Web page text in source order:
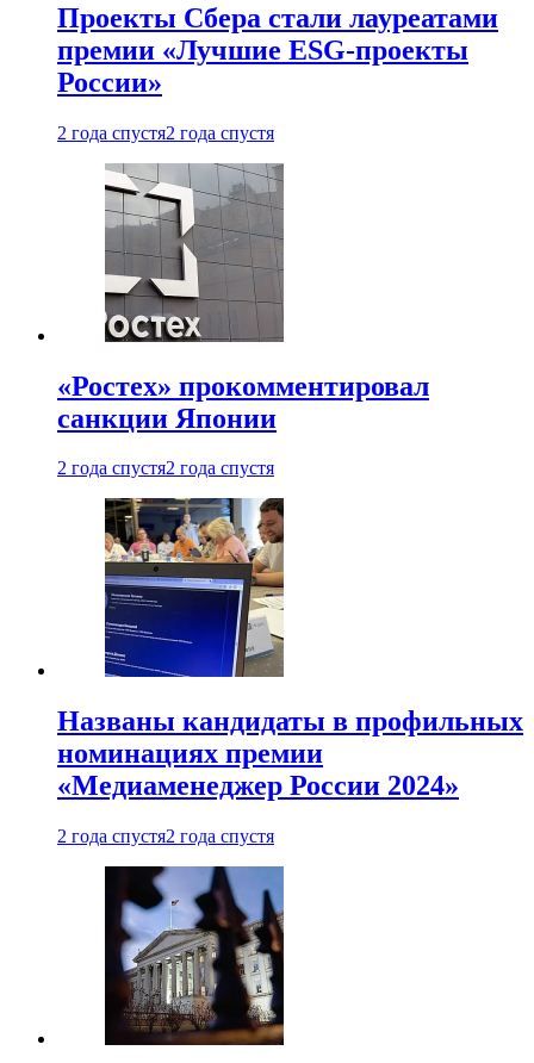
Проекты Сбера стали лауреатами
премии «Лучшие ESG-проекты
России»
2 года спустя2 года спустя
«Ростех» прокомментировал
санкции Японии
2 года спустя2 года спустя
Названы кандидаты в профильных
номинациях премии
«Медиаменеджер России 2024»
2 года спустя2 года спустя